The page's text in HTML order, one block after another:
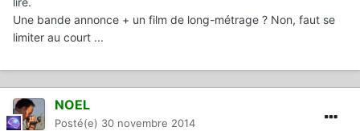
Une bande annonce + un film de long-métrage ? Non, faut se
limiter au court ...
NOEL
Posté(e) 30 novembre 2014